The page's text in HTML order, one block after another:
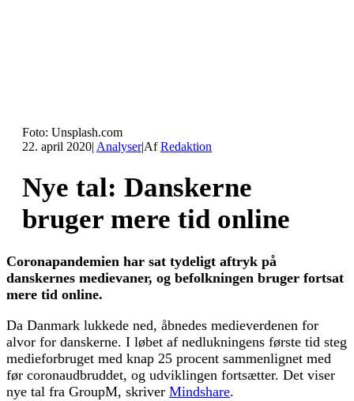
Foto: Unsplash.com
22. april 2020| Analyser|AfRedaktion
Nye tal: Danskerne
bruger mere tid online
Coronapandemien har sat tydeligt aftryk på
danskernes medievaner, og befolkningen bruger fortsat
mere tid online.
Da Danmark lukkede ned, åbnedes medieverdenen for
alvor for danskerne. I løbet af nedlukningens første tid steg
medieforbruget med knap 25 procent sammenlignet med
før coronaudbruddet, og udviklingen fortsætter. Det viser
nye tal fra GroupM, skriver Mindshare.